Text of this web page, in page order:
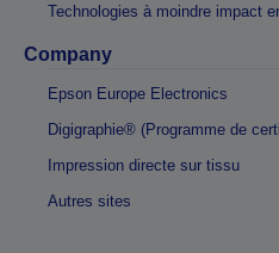
Technologies à moindre impact
Company
Epson Europe Electronics
Digigraphie® (Programme de
Impression directe sur tissu
Autres sites